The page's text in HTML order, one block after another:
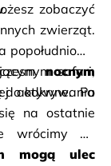
zobaczyć
zwierząt.
nocnym
do odkrywania
safari,
aktywne. Po
na ostatnie
wrócimy do
mogą ulec